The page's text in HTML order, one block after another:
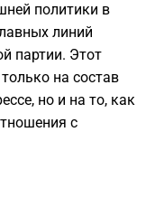
политики в
линий
партии. Этот
на состав
но и на то, как
с